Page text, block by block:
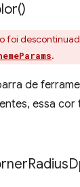
)
foi
.
de
essa cor
Radius